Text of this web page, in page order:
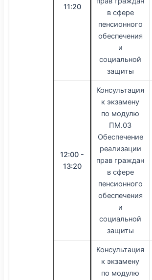
11:20
в сфере
пенсионного
обеспечения
и
социальной
защиты
12:00 -
13:20
Консультация
к экзамену
по модулю
ПМ.03
Обеспечение
реализации
прав граждан
в сфере
пенсионного
обеспечения
и
социальной
защиты
Консультация
к экзамену
по модулю